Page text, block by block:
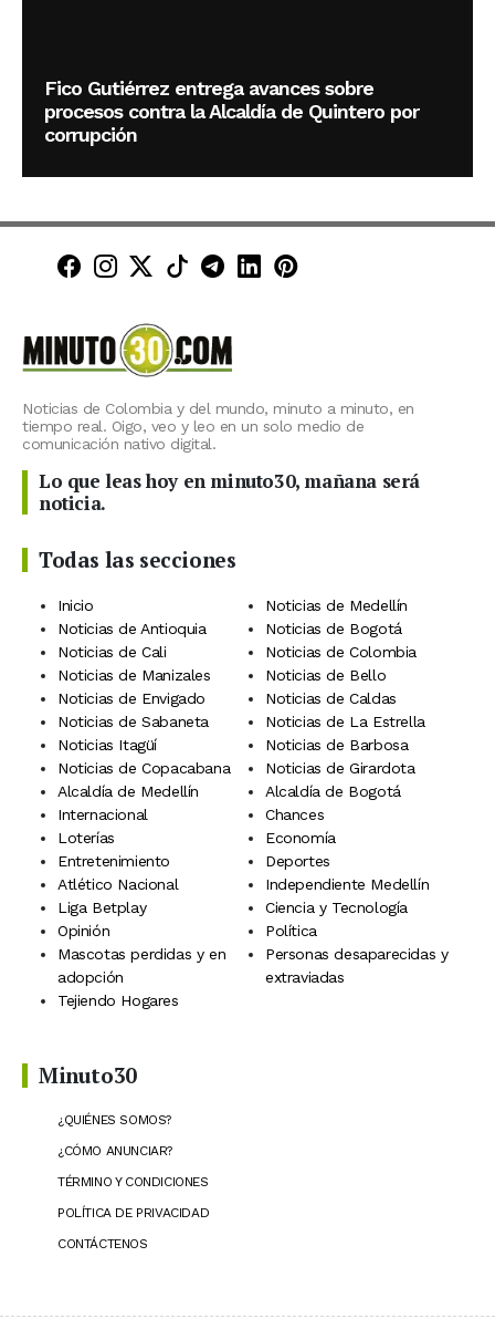
Fico Gutiérrez entrega avances sobre
procesos contra la Alcaldía de Quintero por
corrupción
Minuto30 en Facebook
Minuto30 en Instagram
Minuto30 en X (Twitter)
Minuto30 en TikTok
Canal de Minuto30 en
Minuto30 en LinkedIn
Minuto30 en
Noticias de Colombia y del mundo, minuto a minuto, en
tiempo real. Oigo, veo y leo en un solo medio de
comunicación nativo digital.
Lo que leas hoy en minuto30, mañana será
noticia.
Todas las secciones
Inicio
Noticias de Medellín
Noticias de Antioquia
Noticias de Bogotá
Noticias de Cali
Noticias de Colombia
Noticias de Manizales
Noticias de Bello
Noticias de Envigado
Noticias de Caldas
Noticias de Sabaneta
Noticias de La Estrella
Noticias Itagüí
Noticias de Barbosa
Noticias de Copacabana
Noticias de Girardota
Alcaldía de Medellín
Alcaldía de Bogotá
Internacional
Chances
Loterías
Economía
Entretenimiento
Deportes
Atlético Nacional
Independiente Medellín
Liga Betplay
Ciencia y Tecnología
Opinión
Política
Mascotas perdidas y en
adopción
Personas desaparecidas y
extraviadas
Tejiendo Hogares
Minuto30
¿QUIÉNES SOMOS?
¿CÓMO ANUNCIAR?
TÉRMINO Y CONDICIONES
POLÍTICA DE PRIVACIDAD
CONTÁCTENOS